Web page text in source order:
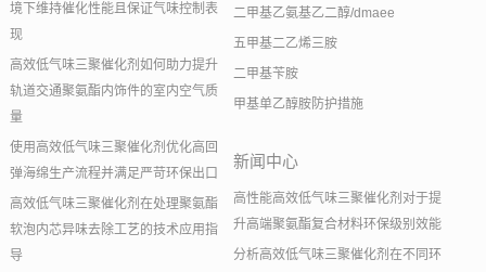
境下维持催化性能且保证气味控制表
现
高效低气味三聚催化剂如何助力提升
轨道交通聚氨酯内饰件的室内空气质
量
使用高效低气味三聚催化剂优化高回
弹海绵生产流程并满足严苛环保出口
高效低气味三聚催化剂在处理聚氨酯
软泡内芯异味去除工艺的技术应用指
导
二甲基乙氨基乙二醇/dmaee
五甲基二乙烯三胺
二甲基苄胺
甲基单乙醇胺防护措施
新闻中心
高性能高效低气味三聚催化剂对于提
升高端聚氨酯复合材料环保级别效能
分析高效低气味三聚催化剂在不同环